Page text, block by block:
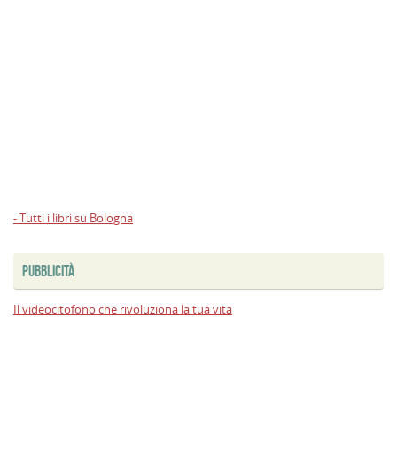
- Tutti i libri su Bologna
PUBBLICITÀ
Il videocitofono che rivoluziona la tua vita